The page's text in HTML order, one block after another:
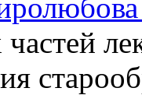
частей